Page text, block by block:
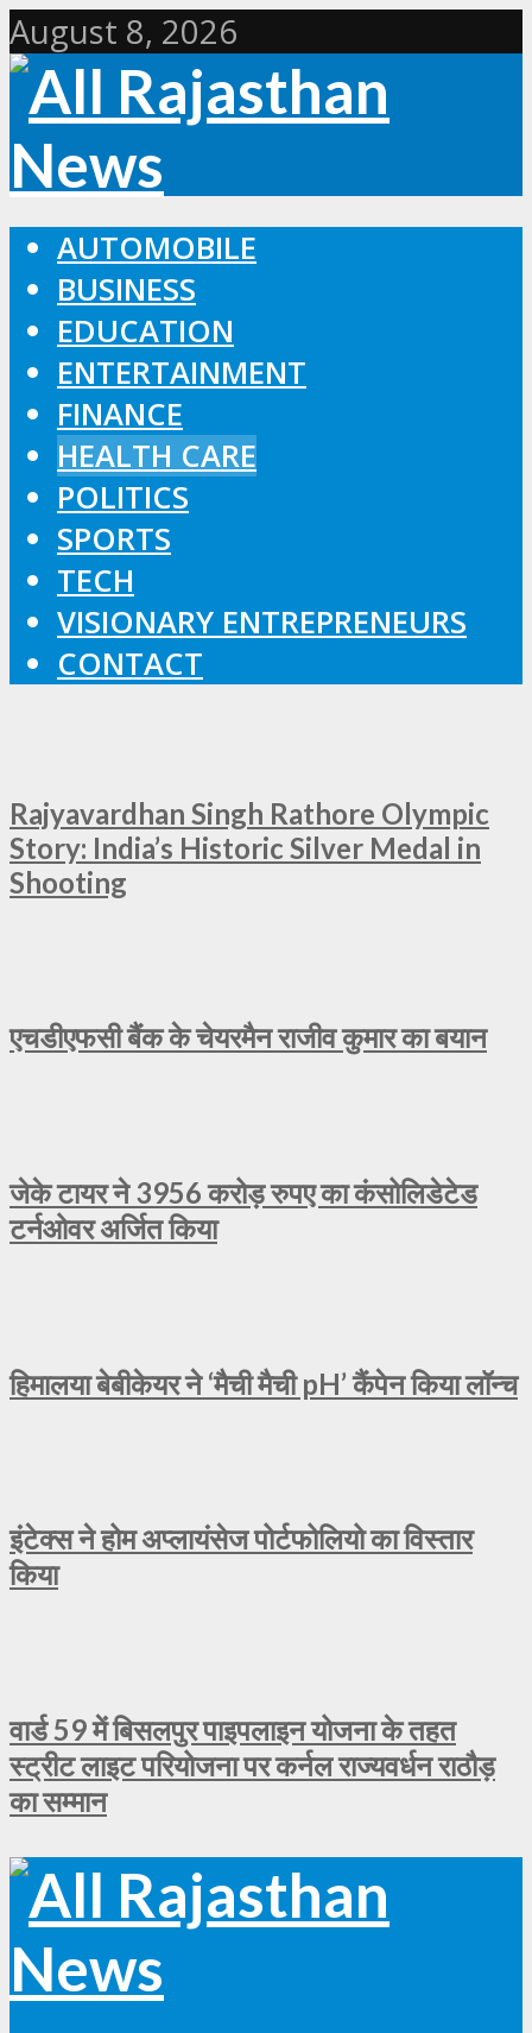
August 8, 2026
AUTOMOBILE
BUSINESS
EDUCATION
ENTERTAINMENT
FINANCE
HEALTH CARE
POLITICS
SPORTS
TECH
VISIONARY ENTREPRENEURS
CONTACT
Rajyavardhan Singh Rathore Olympic
Story: India’s Historic Silver Medal in
Shooting
एचडीएफसी बैंक के चेयरमैन राजीव कुमार का बयान
जेके टायर ने 3956 करोड़ रुपए का कंसोलिडेटेड
टर्नओवर अर्जित किया
हिमालया बेबीकेयर ने ‘मैची मैची pH’ कैंपेन किया लॉन्च
इंटेक्स ने होम अप्लायंसेज पोर्टफोलियो का विस्तार
किया
वार्ड 59 में बिसलपुर पाइपलाइन योजना के तहत
स्ट्रीट लाइट परियोजना पर कर्नल राज्यवर्धन राठौड़
का सम्मान